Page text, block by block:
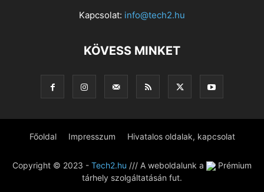
Kapcsolat: info@tech2.hu
KÖVESS MINKET
Főoldal Impresszum Hivatalos oldalak, kapcsolat
Copyright © 2023 - Tech2.hu /// A weboldalunk a
Prémium
tárhely szolgáltatásán fut.